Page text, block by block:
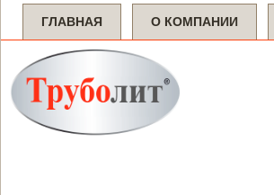
ГЛАВНАЯ О КОМПАНИИ